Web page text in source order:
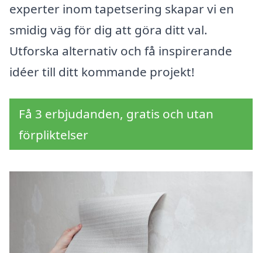
experter inom tapetsering skapar vi en
smidig väg för dig att göra ditt val.
Utforska alternativ och få inspirerande
idéer till ditt kommande projekt!
Få 3 erbjudanden, gratis och utan
förpliktelser